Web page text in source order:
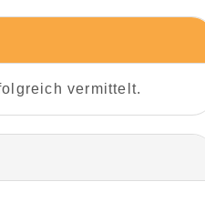
vermittelt.